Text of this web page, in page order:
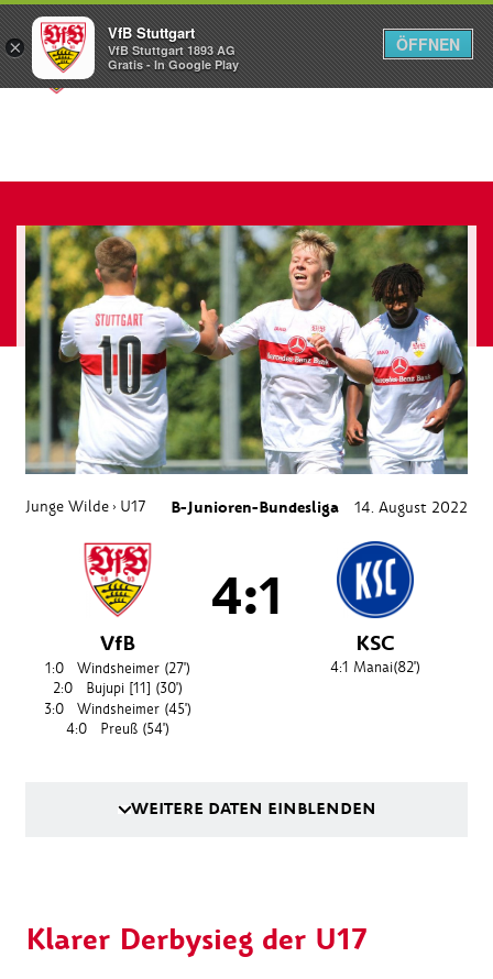
Menü
Junge Wilde › U17 B-Junioren-Bundesliga 14. August 2022
VfB
1:0 Windsheimer (27')
2:0
Bujupi [11] (30')
3:0
Windsheimer (45')
4:0
Preuß (54')
4:1
KSC
4:1 Manai(82')
WEITERE DATEN EINBLENDEN
Klarer Derbysieg der U17
×
VfB Stuttgart
VfB Stuttgart 1893 AG
Gratis - In Google Play
ÖFFNEN